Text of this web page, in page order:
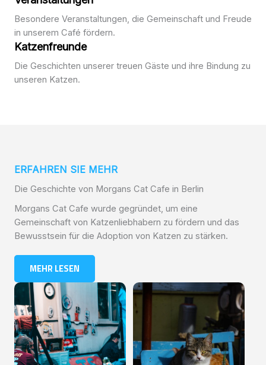
Besondere Veranstaltungen, die Gemeinschaft und Freude
in unserem Café fördern.
Katzenfreunde
Die Geschichten unserer treuen Gäste und ihre Bindung zu
unseren Katzen.
ERFAHREN SIE MEHR
Die Geschichte von Morgans Cat Cafe in Berlin
Morgans Cat Cafe wurde gegründet, um eine
Gemeinschaft von Katzenliebhabern zu fördern und das
Bewusstsein für die Adoption von Katzen zu stärken.
MEHR LESEN